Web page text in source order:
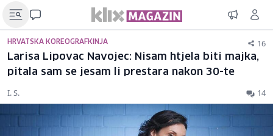
HRVATSKA KOREOGRAFKINJA 16
Larisa Lipovac Navojec: Nisam htjela biti majka,
pitala sam se jesam li prestara nakon 30-te
I. S. 14